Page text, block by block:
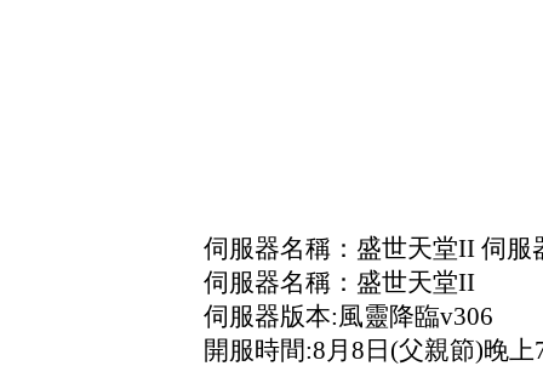
伺服器名稱：盛世天堂II 伺服
伺服器名稱：盛世天堂II
伺服器版本:風靈降臨v306
開服時間:8月8日(父親節)晚上